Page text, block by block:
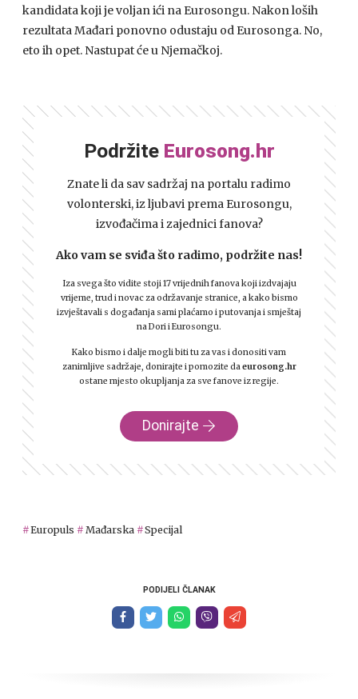
kandidata koji je voljan ići na Eurosongu. Nakon loših
rezultata Mađari ponovno odustaju od Eurosonga. No,
eto ih opet. Nastupat će u Njemačkoj.
Podržite Eurosong.hr
Znate li da sav sadržaj na portalu radimo
volonterski, iz ljubavi prema Eurosongu,
izvođačima i zajednici fanova?
Ako vam se sviđa što radimo, podržite nas!
Iza svega što vidite stoji 17 vrijednih fanova koji izdvajaju
vrijeme, trud i novac za održavanje stranice, a kako bismo
izvještavali s događanja sami plaćamo i putovanja i smještaj
na Dori i Eurosongu.
Kako bismo i dalje mogli biti tu za vas i donositi vam
zanimljive sadržaje, donirajte i pomozite da eurosong.hr
ostane mjesto okupljanja za sve fanove iz regije.
Donirajte
Europuls Mađarska Specijal
PODIJELI ČLANAK